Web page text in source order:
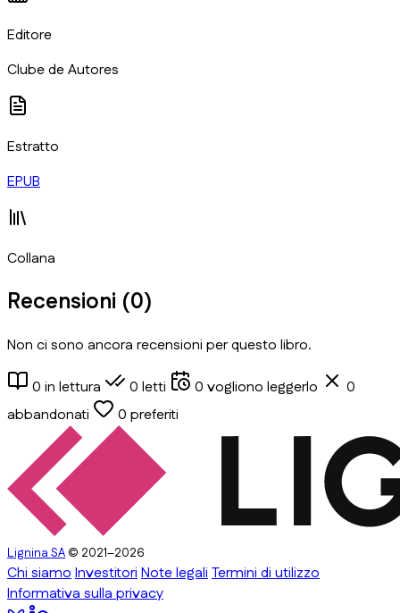
Editore
​Clube de Autores
Estratto
EPUB
Collana
Recensioni (0)
Non ci sono ancora recensioni per questo libro.
0 in lettura 0 letti 0 vogliono leggerlo
0
abbandonati
0 preferiti
Lignina SA © 2021–2026
Chi siamoInvestitoriNote legaliTermini di utilizzo
Informativa sulla privacy